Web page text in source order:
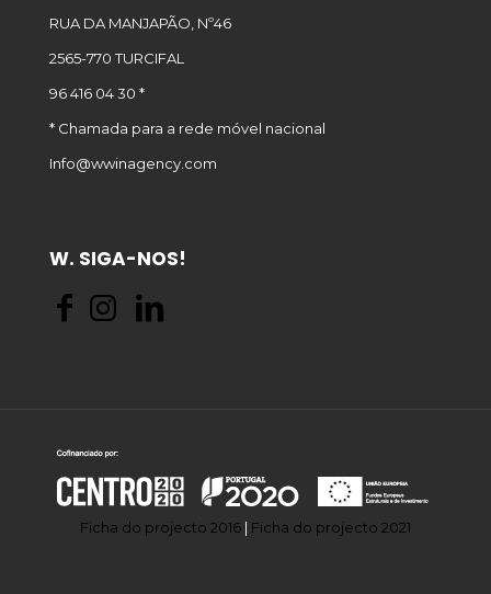
RUA DA MANJAPÃO, Nº46
2565-770 TURCIFAL
96 416 04 30 *
* Chamada para a rede móvel nacional
Info@wwinagency.com
W. SIGA-NOS!
Ficha do projecto 2016 | Ficha do projecto 2021